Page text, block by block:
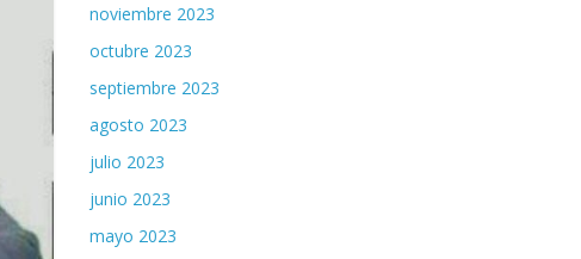
noviembre 2023
octubre 2023
septiembre 2023
agosto 2023
julio 2023
junio 2023
mayo 2023